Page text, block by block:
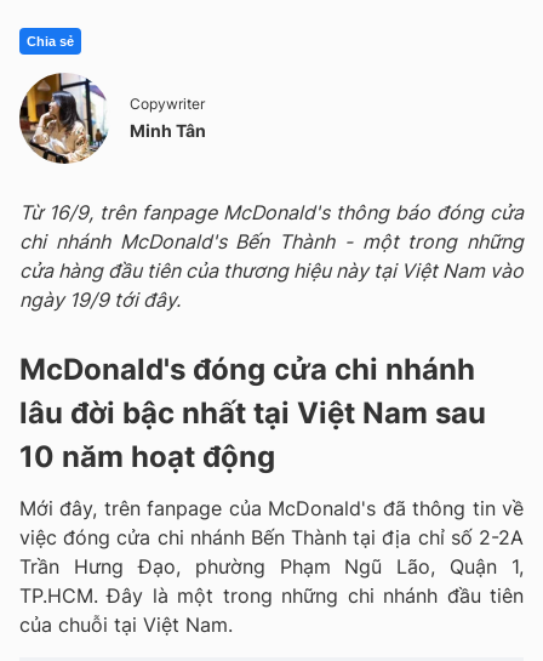
Chia sẻ
Copywriter
Minh Tân
Từ 16/9, trên fanpage McDonald's thông báo đóng cửa
chi nhánh McDonald's Bến Thành - một trong những
cửa hàng đầu tiên của thương hiệu này tại Việt Nam vào
ngày 19/9 tới đây.
McDonald's đóng cửa chi nhánh
lâu đời bậc nhất tại Việt Nam sau
10 năm hoạt động
Mới đây, trên fanpage của McDonald's đã thông tin về
việc đóng cửa chi nhánh Bến Thành tại địa chỉ số 2-2A
Trần Hưng Đạo, phường Phạm Ngũ Lão, Quận 1,
TP.HCM. Đây là một trong những chi nhánh đầu tiên
của chuỗi tại Việt Nam.